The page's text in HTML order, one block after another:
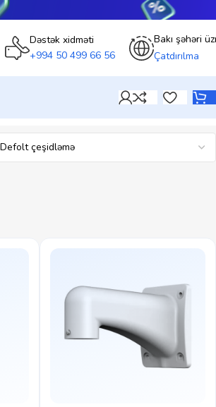
Dəstək xidməti
+994 50 499 66 56
Bakı şəhəri
Çatdırılma